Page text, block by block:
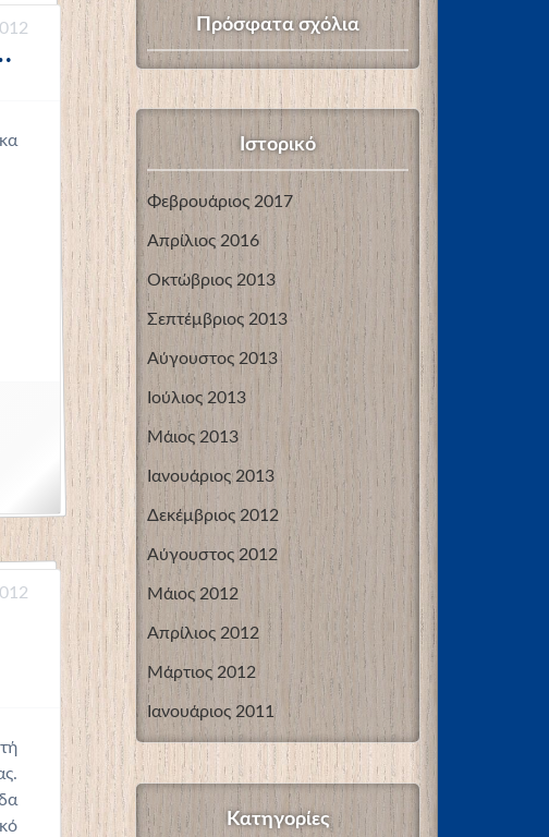
Πρόσφατα σχόλια
Ιστορικό
Φεβρουάριος 2017
Απρίλιος 2016
Οκτώβριος 2013
Σεπτέμβριος 2013
Αύγουστος 2013
Ιούλιος 2013
Μάιος 2013
Ιανουάριος 2013
Δεκέμβριος 2012
Αύγουστος 2012
Μάιος 2012
Απρίλιος 2012
Μάρτιος 2012
Ιανουάριος 2011
Kατηγορίες